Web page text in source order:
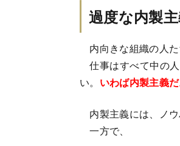
過度な内製
内向きな組織の人
仕事はすべて中の
い。 いわば内製主義だ
内製主義には、ノウ
一方で、